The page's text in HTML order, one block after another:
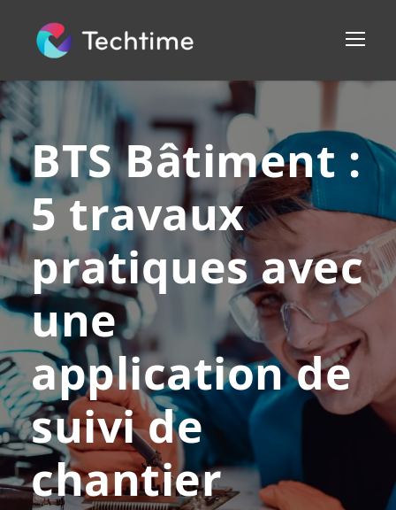
BTS Bâtiment :
5 travaux
pratiques avec
une
application de
suivi de
chantier